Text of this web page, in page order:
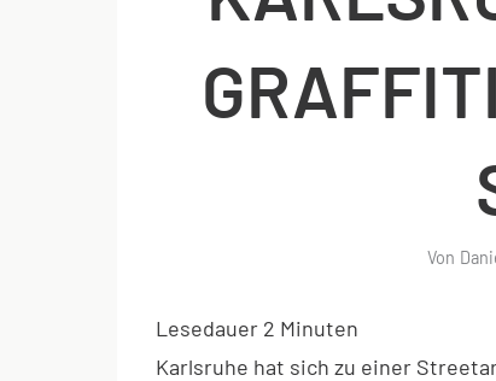
Von
Lesedauer 2 Minuten
Karlsruhe hat sich zu einer